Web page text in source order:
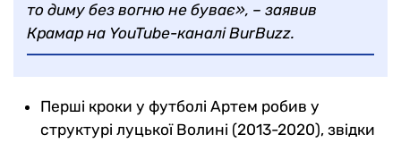
то диму без вогню не буває», – заявив
Крамар на YouTube-каналі BurBuzz.
Перші кроки у футболі Артем робив у
структурі луцької Волині (2013-2020), звідки